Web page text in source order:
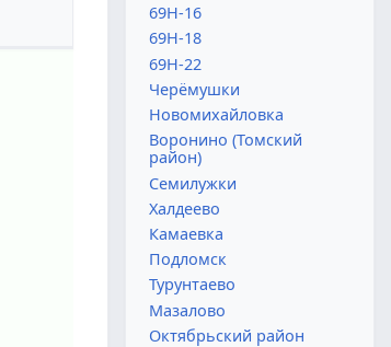
69Н-16
69Н-18
69Н-22
Черёмушки
Новомихайловка
Воронино (Томский
район)
Семилужки
Халдеево
Камаевка
Подломск
Турунтаево
Мазалово
Октябрьский район